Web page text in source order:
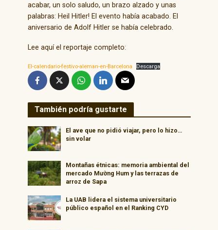
acabar, un solo saludo, un brazo alzado y unas
palabras: Heil Hitler! El evento había acabado. El
aniversario de Adolf Hitler se había celebrado.
Lee aquí el reportaje completo:
El-calendario-festivo-aleman-en-Barcelona Descarga
También podría gustarte
El ave que no pidió viajar, pero lo hizo…
sin volar
Montañas étnicas: memoria ambiental del
mercado Mường Hum y las terrazas de
arroz de Sapa
La UAB lidera el sistema universitario
público español en el Ranking CYD